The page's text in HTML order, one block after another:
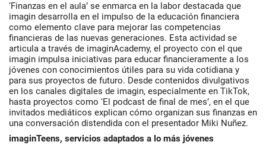
‘Finanzas en el aula’ se enmarca en la labor destacada que
imagin desarrolla en el impulso de la educación financiera
como elemento clave para mejorar las competencias
financieras de las nuevas generaciones. Esta actividad se
articula a través de imaginAcademy, el proyecto con el que
imagin impulsa iniciativas para educar financieramente a los
jóvenes con conocimientos útiles para su vida cotidiana y
para sus proyectos de futuro. Desde contenidos divulgativos
en los canales digitales de imagin, especialmente en TikTok,
hasta proyectos como ‘El podcast de final de mes’, en el que
invitados mediáticos explican cómo organizan sus finanzas en
una conversación distendida con el presentador Miki Nuñez.
imaginTeens, servicios adaptados a lo más jóvenes